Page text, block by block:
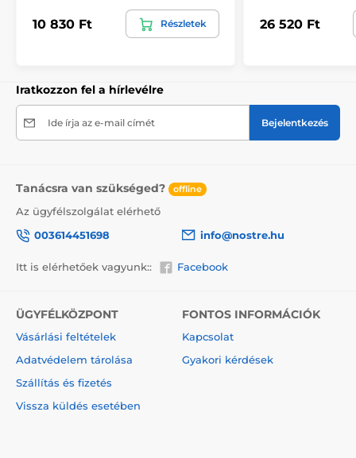
Fontos számunkra, hogy a műhelyünkből származó
kép biztonságosan házhoz kerüljön. Ezért alapos
minőségellenőrzés után vastag
túlmenően, hogy figyelmeztesse a szállítót a törékeny
termékre, ne felejtsük el a törékeny árukra vonatkozó
információkat elhelyezni a dobozon, ami csökkenti a
szállítás során bekövetkező sérülések mértékét.
Kiváló minőségű vászon, melynek súlya 370 g/m
biztosítják a színtelítettséget (12-16 menet, tinta
találhatók).
5V-os kartondobozba csomagolva.
10 830 Ft Részletek 26 520 Ft
Iratkozzon fel a hírlevélre
Ide írja az e-mail címét Bejelentkezés
Tanácsra van szükséged? offline
Az ügyfélszolgálat elérhető
003614451698
info@nostre.hu
Itt is elérhetőek vagyunk:: Facebook
ÜGYFÉLKÖZPONT
Vásárlási feltételek
Adatvédelem tárolása
Szállítás és fizetés
Vissza küldés esetében
FONTOS INFORMÁCIÓK
Kapcsolat
Gyakori kérdések